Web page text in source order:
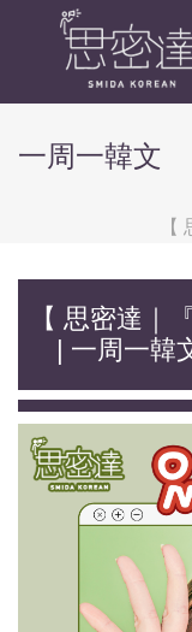
一周一韓文
【
【 思密達｜
⠀ | 一周一韓